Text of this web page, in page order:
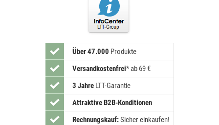
Über 47.000 Produkte
Versandkostenfrei* ab 69 €
3 JahreLTT-Garantie
Attraktive B2B-Konditionen
Rechnungskauf:Sicher einkaufen!